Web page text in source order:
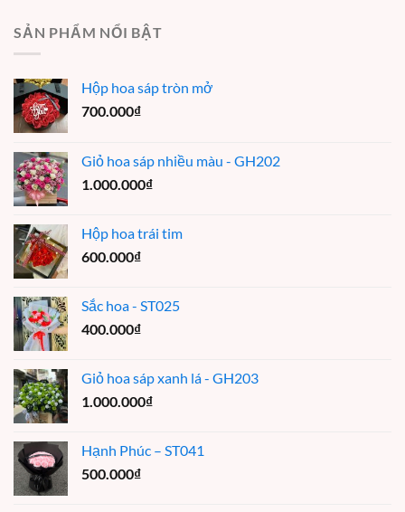
SẢN PHẨM NỔI BẬT
Hộp hoa sáp tròn mở
700.000₫
Giỏ hoa sáp nhiều màu - GH202
1.000.000₫
Hộp hoa trái tim
600.000₫
Sắc hoa - ST025
400.000₫
Giỏ hoa sáp xanh lá - GH203
1.000.000₫
Hạnh Phúc – ST041
500.000₫